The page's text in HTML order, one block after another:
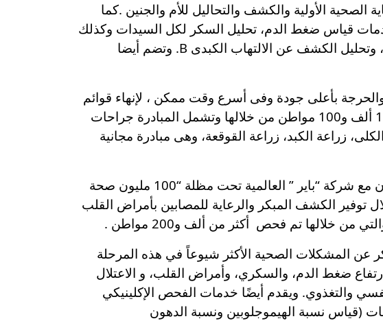
الرعاية الصحية الأولية والكشف والتحاليل للأم والجنين .كما
قياس ضغط الدم، تحليل السكر لكل السيدات وكذلك
خدمات قياس الطول والوزن.بالإضافة إلى تقديم خدمه تحليل الكشف عن بكتيريا الزهرى، وتحليل الكشف عن الالتهاب الكبدى B. وتضم أيضا
والحرجة بأعلى جودة وفى أسرع وقت ممكن ، لإنهاء قوائم
الانتظار ومنع تراكم قوائم جديدة فى التدخلات الجراحية الحرجة حيث تم فحص أكثر من 11 ألف و100 مواطن من خلالها وتشمل المبادرة جراحات
زراعة الكبد، زراعة القوقعة، وهى مبادرة مجانية
أما عن مبادرة (قلبك أمانة )والتى تعتبر الرائدة التي أطلقتها وزارة الصحة والسكان بالتعاون مع شركة “باير ” العالمية تحت مظلة “100 مليون صحة
توفير الكشف المبكر والرعاية للمصابين بأمراض القلب
خلالها تم فحص أكثر من ألف و200 مواطن .
المبكر عن المشكلات الصحية الأكثر شيوعاً في هذه المرحلة
ضغط الدم، والسكري، وأمراض القلب، و الاعتلال
والتغذوي. ويقدم أيضًا خدمات الفحص الإكلينيكي
(قياس نسبة الهيموجلوبين ونسبة الدهون